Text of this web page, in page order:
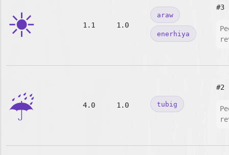
☀️ 1.1 1.0
araw
enerhiya
#3
☔ 4.0 1.0 tubig
#2